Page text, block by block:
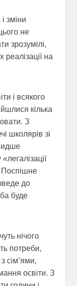
зміни
не
зрозумілі,
реалізації на
і всякого
кілька
З
школярів зі
Поспішне
до
буде
нічого
потреби,
сім’ями,
освіти. З